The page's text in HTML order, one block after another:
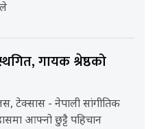
गायक श्रेष्ठको
टेक्सास - नेपाली सांगीतिक
आफ्नो छुट्टै पहिचान